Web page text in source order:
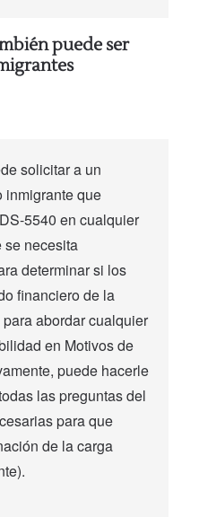
puede ser
solicitar a un
inmigrante que
5540 en cualquier
se necesita
determinar si los
financiero de la
abordar cualquier
en Motivos de
puede hacerle
las preguntas del
para que
de la carga